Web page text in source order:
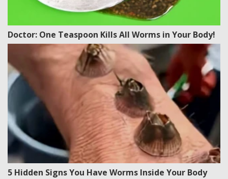
Doctor: One Teaspoon Kills All Worms in Your Body!
5 Hidden Signs You Have Worms Inside Your Body